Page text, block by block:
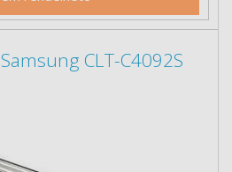
CLT-C4092S